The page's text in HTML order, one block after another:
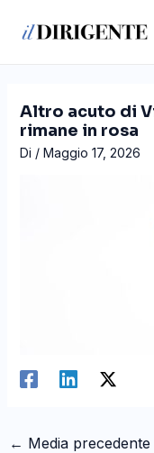
Altro acuto di
rimane in rosa
Di / Maggio 17, 2026
articoli
← Media precedente